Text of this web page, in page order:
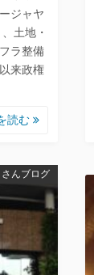
ジャヤ
土地・
ラ整備
来政権
読む
んブログ